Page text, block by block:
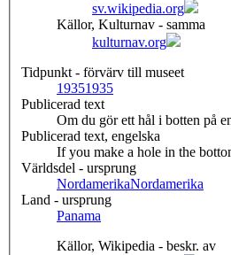
sv.wikipedia.org
Källor, Kulturnav - samma
kulturnav.org
Tidpunkt - förvärv till museet
19351935
Publicerad text
Om du gör ett hål i botten på
Publicerad text, engelska
If you make a hole in the
Världsdel - ursprung
NordamerikaNordamerika
Land - ursprung
Panama
Källor, Wikipedia - beskr. av